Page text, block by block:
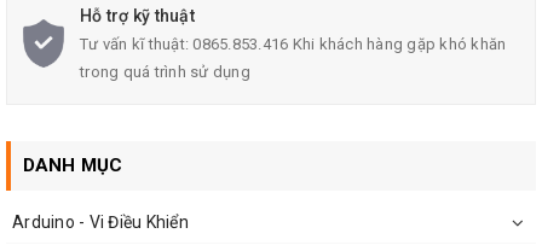
vào AC không được lớn hơn 25 V, nếu bạn muốn nhập
điện áp xoay chiều cao hơn, để chuyển sang tụ điện áp
cao hơn.
Hỗ trợ kỹ thuật
Tư vấn kĩ thuật: 0865.853.416 Khi khách hàng gặp khó khăn
trong quá trình sử dụng
DANH MỤC
Arduino - Vi Điều Khiển